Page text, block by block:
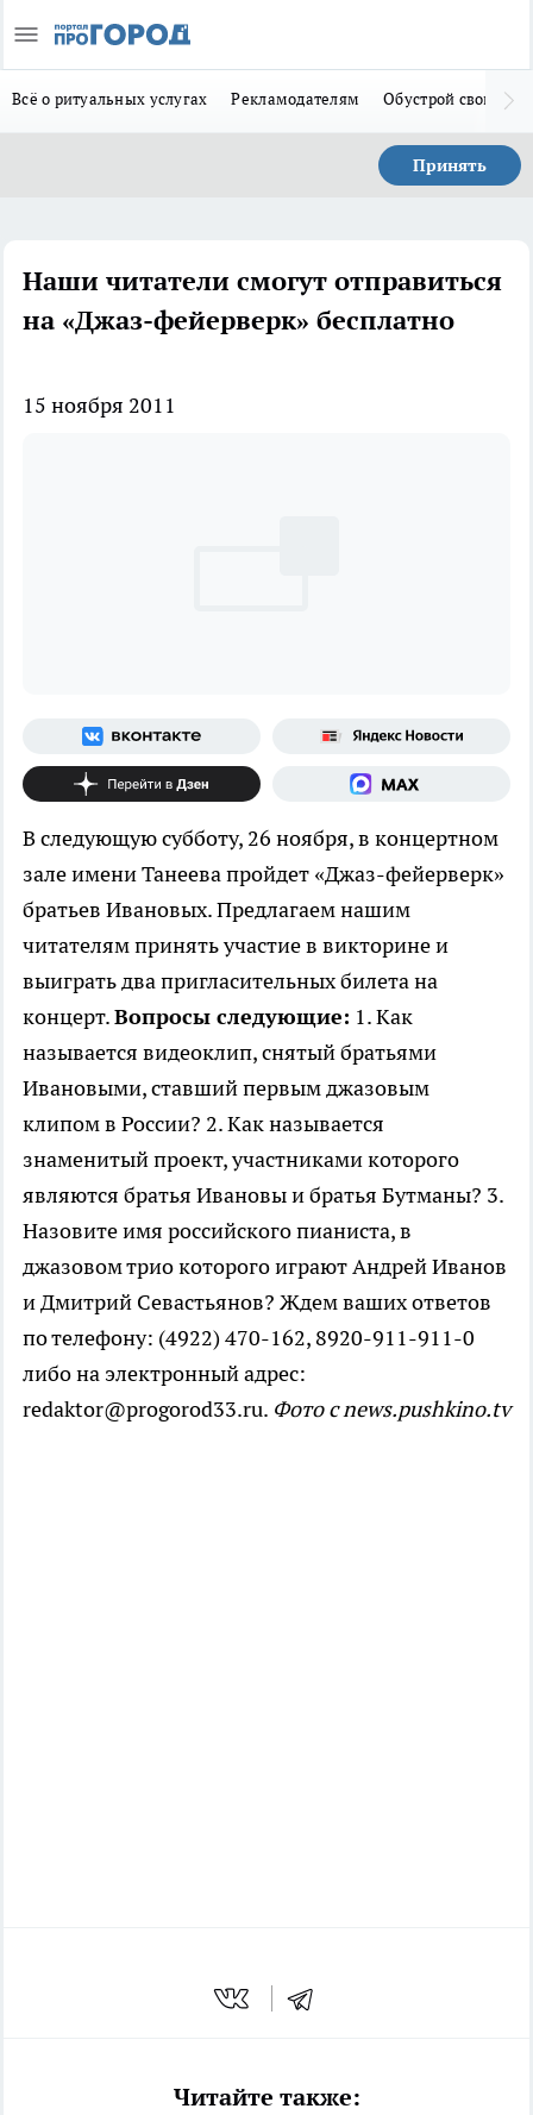
Всё о ритуальных услугах Рекламодателям Обустрой свой дом
Принять
Наши читатели смогут отправиться
на «Джаз-фейерверк» бесплатно
15 ноября 2011
В следующую субботу, 26 ноября, в концертном
зале имени Танеева пройдет «Джаз-фейерверк»
братьев Ивановых. Предлагаем нашим
читателям принять участие в викторине и
выиграть два пригласительных билета на
концерт.Вопросы следующие: 1. Как
называется видеоклип, снятый братьями
Ивановыми, ставший первым джазовым
клипом в России? 2. Как называется
знаменитый проект, участниками которого
являются братья Ивановы и братья Бутманы? 3.
Назовите имя российского пианиста, в
джазовом трио которого играют Андрей Иванов
и Дмитрий Севастьянов? Ждем ваших ответов
по телефону: (4922) 470-162, 8920-911-911-0
либо на электронный адрес:
redaktor@progorod33.ru. Фото с news.pushkino.tv
Читайте также: